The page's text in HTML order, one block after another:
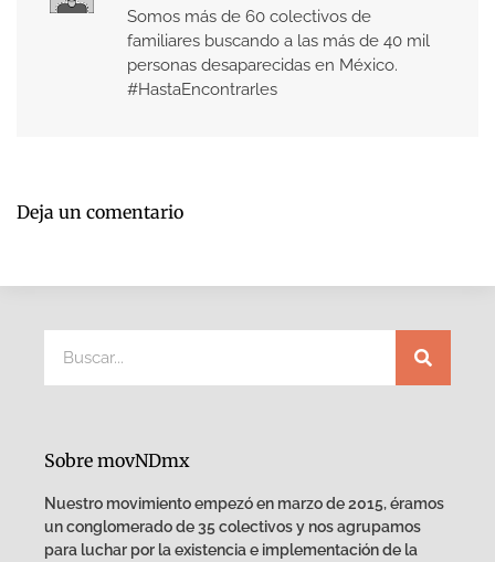
Somos más de 60 colectivos de
familiares buscando a las más de 40 mil
personas desaparecidas en México.
#HastaEncontrarles
Deja un comentario
Sobre movNDmx
Nuestro movimiento empezó en marzo de 2015, éramos
un conglomerado de 35 colectivos y nos agrupamos
para luchar por la existencia e implementación de la